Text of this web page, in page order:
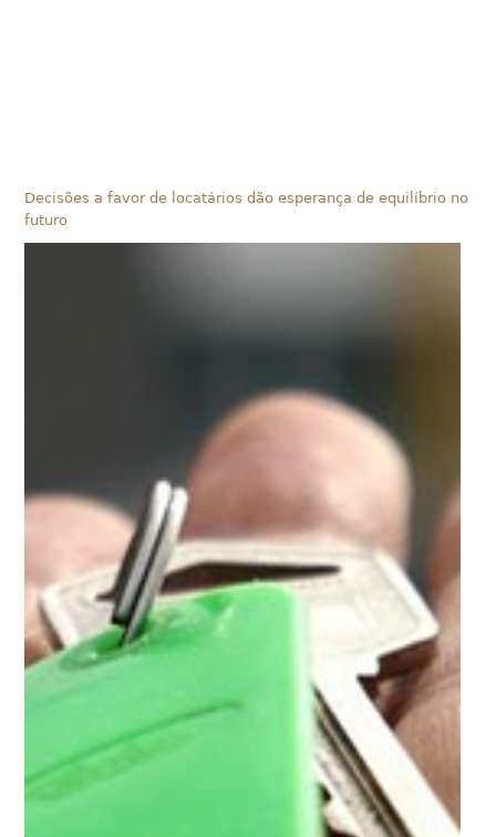
Decisões a favor de locatários dão esperança de equilíbrio no
futuro